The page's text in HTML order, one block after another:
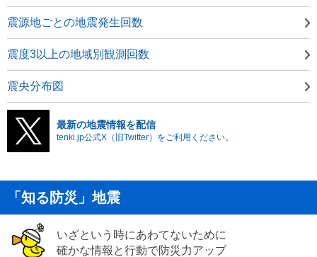
震源地ごとの地震発生回数
震度3以上の地域別観測回数
震央分布図
最新の地震情報を配信
tenki.jp公式X（旧Twitter）をご利用ください。
「知る防災」地震
いざという時にあわてないために
確かな情報と行動で防災力アップ